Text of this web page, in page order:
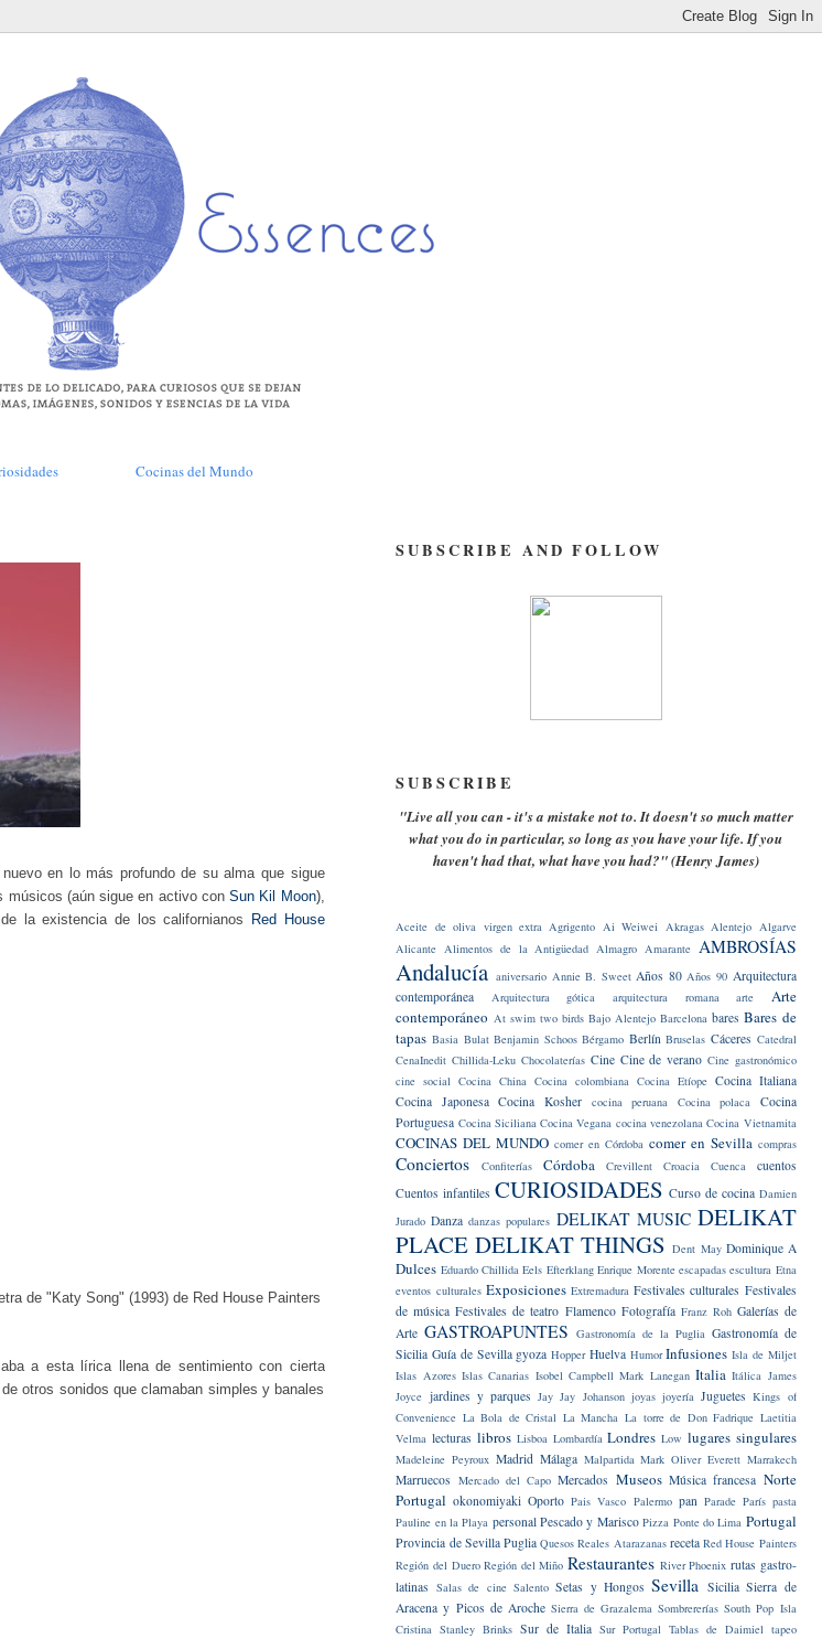
Cocinas del Mundo
en lo más profundo de su alma que sigue
músicos (aún sigue en activo conSun Kil Moon),
de la existencia de los californianos
Red House
de "Katy Song" (1993) de Red House Painters
a esta lírica llena de sentimiento con cierta
otros sonidos que clamaban simples y banales
SUBSCRIBE AND FOLLOW
SUBSCRIBE
"Live all you can - it's a mistake not to. It doesn't so much matter
what you do in particular, so long as you have your life. If you
haven't had that, what have you had?" (Henry James)
Aceite de oliva virgen extra Agrigento Ai Weiwei Akragas Alentejo Algarve
Alicante Alimentos de la Antigüedad Almagro Amarante AMBROSÍAS
Andalucía aniversario Annie B. Sweet Años 80 Años 90 Arquitectura
contemporánea
Arquitectura gótica arquitectura romana arte
Arte
contemporáneo At swim two birds Bajo Alentejo Barcelona bares Bares de
tapas Basia Bulat Benjamin Schoos Bérgamo Berlín Bruselas Cáceres Catedral
CenaInedit Chillida-Leku Chocolaterías Cine Cine de verano Cine gastronómico
cine social Cocina China Cocina colombiana Cocina Etíope Cocina Italiana
Cocina Japonesa Cocina Kosher cocina peruana Cocina polaca
Cocina
Portuguesa Cocina Siciliana Cocina Vegana cocina venezolana Cocina Vietnamita
COCINAS DEL MUNDO comer en Córdoba comer en Sevilla compras
Conciertos Confiterías Córdoba Crevillent Croacia Cuenca
cuentos
Cuentos infantiles CURIOSIDADES Curso de cocina Damien
Jurado Danza danzas populares DELIKAT MUSIC DELIKAT
PLACE DELIKAT THINGS Dent May Dominique A
Dulces Eduardo Chillida Eels Efterklang Enrique Morente escapadas escultura Etna
eventos culturales Exposiciones Extremadura Festivales culturales Festivales
de música Festivales de teatro Flamenco Fotografía Franz Roh Galerías de
Arte GASTROAPUNTES Gastronomía de la Puglia Gastronomía de
Sicilia Guía de Sevilla gyoza Hopper Huelva Humor Infusiones Isla de Miljet
Islas Azores Islas Canarias Isobel Campbell Mark Lanegan Italia Itálica James
Joyce jardines y parques Jay Jay Johanson joyas joyería Juguetes Kings of
Convenience La Bola de Cristal La Mancha La torre de Don Fadrique Laetitia
Velma lecturas libros Lisboa Lombardía Londres Low lugares singulares
Madeleine Peyroux Madrid Málaga Malpartida Mark Oliver Everett Marrakech
Marruecos Mercado del Capo Mercados Museos Música francesa Norte
Portugal okonomiyaki Oporto Pais Vasco Palermo pan Parade París pasta
Pauline en la Playa personal Pescado y Marisco Pizza Ponte do Lima Portugal
Provincia de Sevilla Puglia Quesos Reales Atarazanas receta Red House Painters
Región del Duero Región del Miño Restaurantes River Phoenix rutas gastro-
latinas Salas de cine Salento Setas y Hongos Sevilla Sicilia Sierra de
Aracena y Picos de Aroche Sierra de Grazalema Sombrererías South Pop Isla
Cristina Stanley Brinks Sur de Italia Sur Portugal Tablas de Daimiel tapeo